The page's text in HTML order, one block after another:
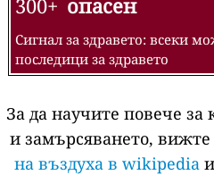
300+ опасен
Сигнал за здравето: всеки
последици за здравето
За да научите повече за
и замърсяването, вижте
на въздуха в wikipedia